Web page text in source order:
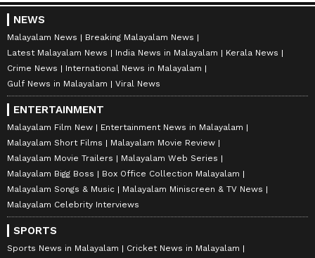
NEWS
Malayalam News
Breaking Malayalam News
Latest Malayalam News
India News in Malayalam
Kerala News
Crime News
International News in Malayalam
Gulf News in Malayalam
Viral News
ENTERTAINMENT
Malayalam Film New
Entertainment News in Malayalam
Malayalam Short Films
Malayalam Movie Review
Malayalam Movie Trailers
Malayalam Web Series
Malayalam Bigg Boss
Box Office Collection Malayalam
Malayalam Songs & Music
Malayalam Miniscreen & TV News
Malayalam Celebrity Interviews
SPORTS
Sports News in Malayalam
Cricket News in Malayalam